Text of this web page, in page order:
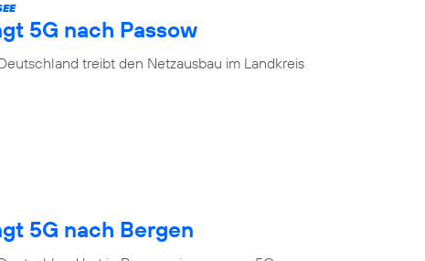
5G nach Passow
treibt den Netzausbau im Landkreis
5G nach Bergen